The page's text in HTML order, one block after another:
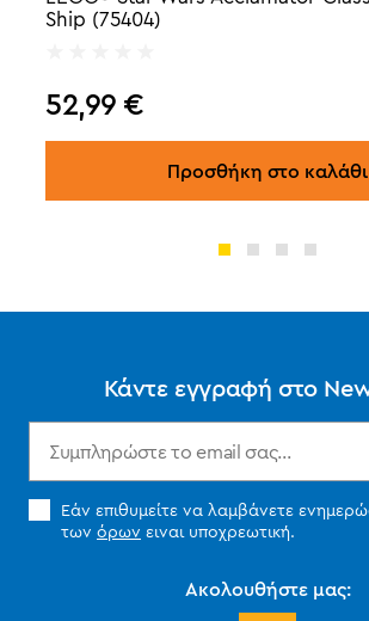
Ship (75404)
52,99 €
Προσθήκη στο καλάθι
Κάντε εγγραφή στο
Εάν επιθυμείτε να λαμβάνετε
των όρων ειναι υποχρεωτική.
Ακολουθήστε μας: